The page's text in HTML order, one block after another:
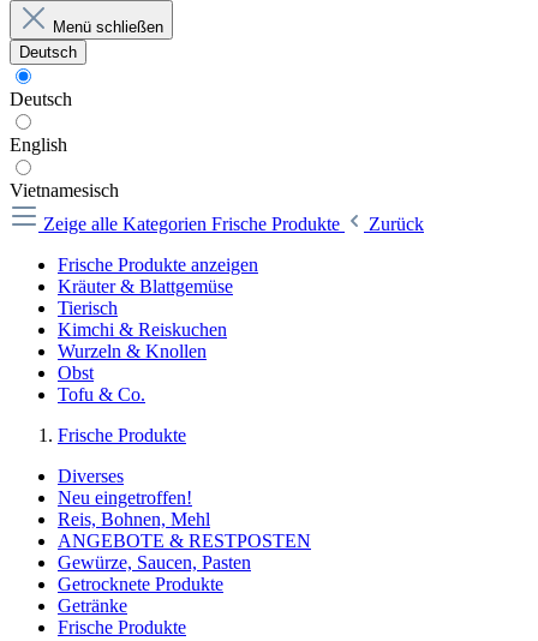
Menü schließen
Deutsch
Deutsch
English
Vietnamesisch
Zeige alle Kategorien Frische Produkte
Zurück
Frische Produkte anzeigen
Kräuter & Blattgemüse
Tierisch
Kimchi & Reiskuchen
Wurzeln & Knollen
Obst
Tofu & Co.
Frische Produkte
Diverses
Neu eingetroffen!
Reis, Bohnen, Mehl
ANGEBOTE & RESTPOSTEN
Gewürze, Saucen, Pasten
Getrocknete Produkte
Getränke
Frische Produkte